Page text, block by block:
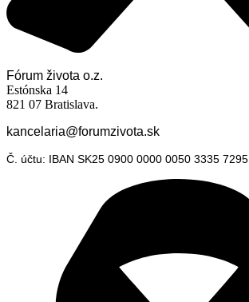
Fórum života o.z.
Estónska 14
821 07 Bratislava.
kancelaria@forumzivota.sk
Č. účtu: IBAN SK25 0900 0000 0050 3335 7295